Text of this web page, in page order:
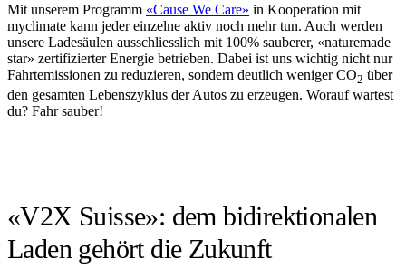
Mit unserem Programm «Cause We Care» in Kooperation mit
myclimate kann jeder einzelne aktiv noch mehr tun. Auch werden
unsere Ladesäulen ausschliesslich mit 100% sauberer, «naturemade
star» zertifizierter Energie betrieben. Dabei ist uns wichtig nicht nur
Fahrtemissionen zu reduzieren, sondern deutlich weniger CO2 über
den gesamten Lebenszyklus der Autos zu erzeugen. Worauf wartest
du? Fahr sauber!
«V2X Suisse»: dem bidirektionalen
Laden gehört die Zukunft